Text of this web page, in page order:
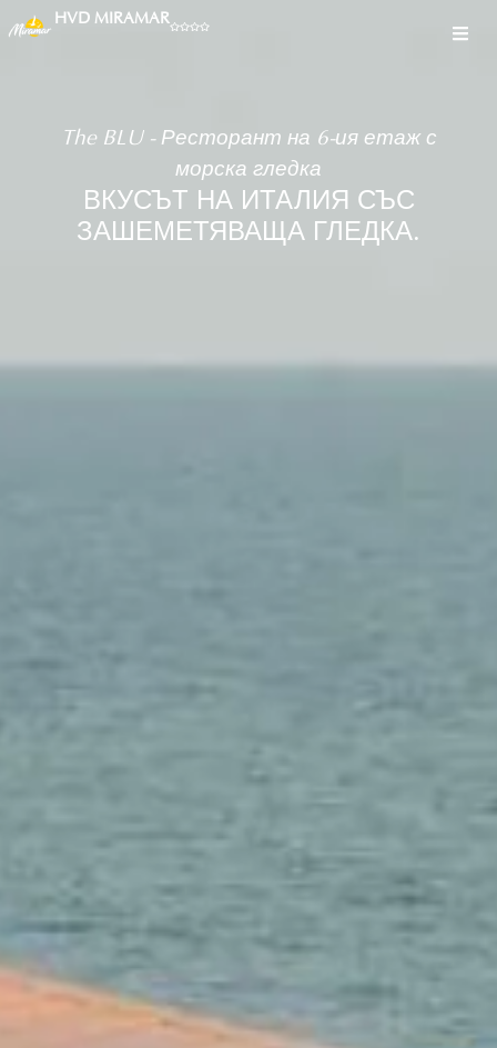
HVD MIRAMAR
The BLU - Ресторант на 6-ия етаж с
морска гледка
ВКУСЪТ НА ИТАЛИЯ СЪС
ЗАШЕМЕТЯВАЩА ГЛЕДКА.